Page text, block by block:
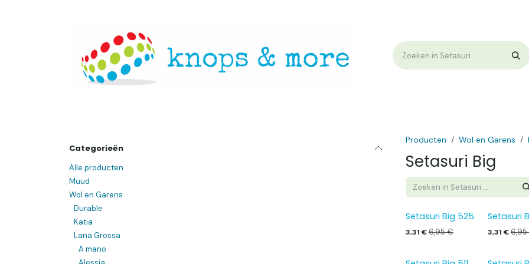
Categorieën
Alle producten
Muud
Wol en Garens
Durable
Katia
Lana Grossa
A mano
Producten Wol en Garens
Setasuri Big
Setasuri Big 525
3,31 €6,95€
Setasuri
3,31 €6,95